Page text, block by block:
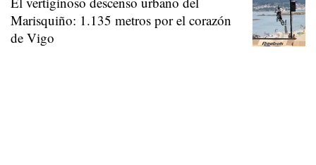
Marisquiño: 1.135 metros por el corazón
de Vigo